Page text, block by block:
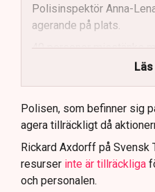
Polisinspektör Anna-
agerande på plats.
40 personer misstänks
brottsmisstankar
Polisen använder
för att dokumentera
Samtidigt är
att navigera juridiska
Polisen, som befinner sig
agera tillräckligt då
Rickard Axdorff på Svensk
resurser inte är tillräckliga
och personalen.